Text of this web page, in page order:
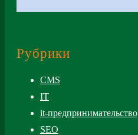
Рубрики
CMS
IT
it-предпринимательство
SEO